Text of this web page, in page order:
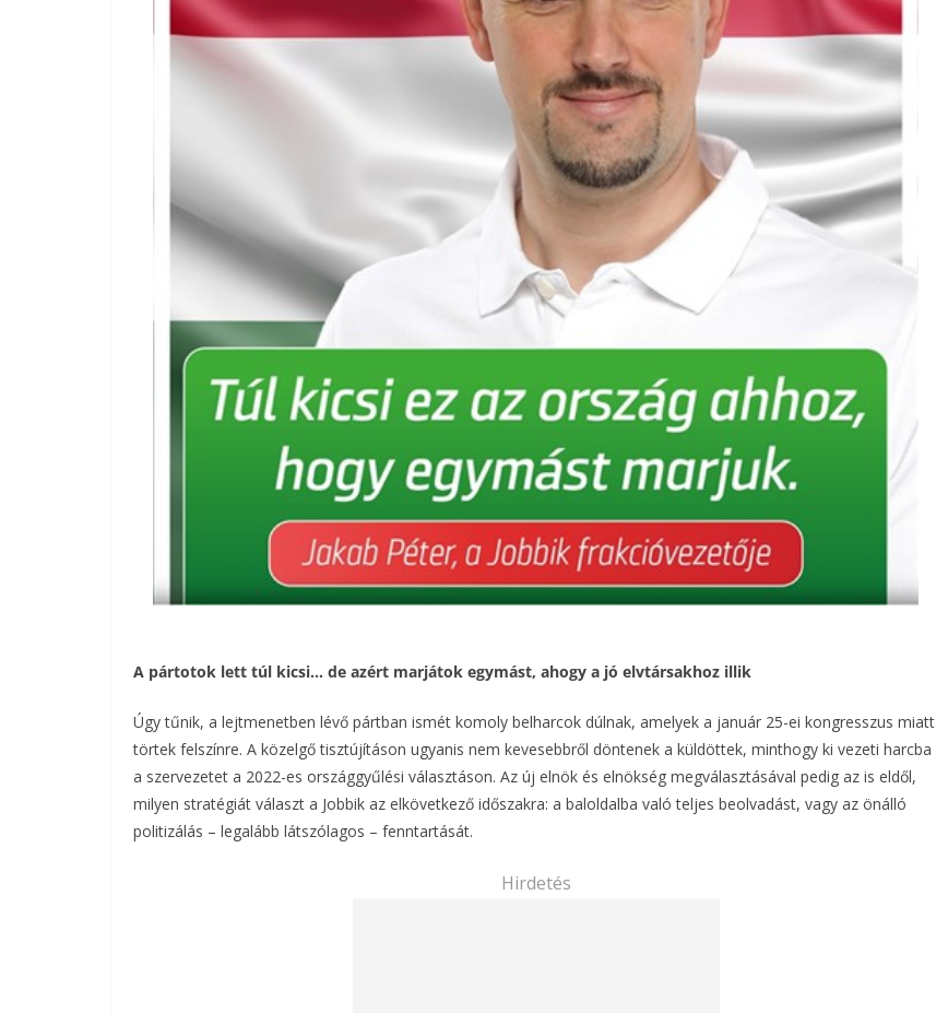
A pártotok lett túl kicsi… de azért marjátok egymást, ahogy a jó elvtársakhoz illik
Úgy tűnik, a lejtmenetben lévő pártban ismét komoly belharcok dúlnak, amelyek a január 25-ei kongresszus miatt
törtek felszínre. A közelgő tisztújításon ugyanis nem kevesebbről döntenek a küldöttek, minthogy ki vezeti harcba
a szervezetet a 2022-es országgyűlési választáson. Az új elnök és elnökség megválasztásával pedig az is eldől,
milyen stratégiát választ a Jobbik az elkövetkező időszakra: a baloldalba való teljes beolvadást, vagy az önálló
politizálás – legalább látszólagos – fenntartását.
Hirdetés